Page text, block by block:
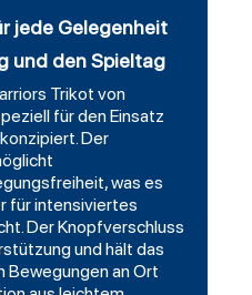
jede Gelegenheit
und den Spieltag
Trikot von
für den Einsatz
Der
was es
für intensiviertes
Der Knopfverschluss
und hält das
Bewegungen an Ort